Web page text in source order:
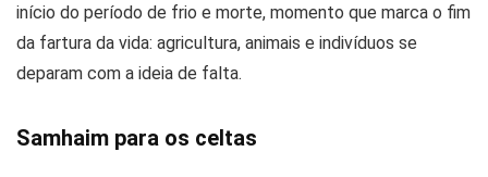
início do período de frio e morte, momento que marca o fim
da fartura da vida: agricultura, animais e indivíduos se
deparam com a ideia de falta.
Samhaim para os celtas